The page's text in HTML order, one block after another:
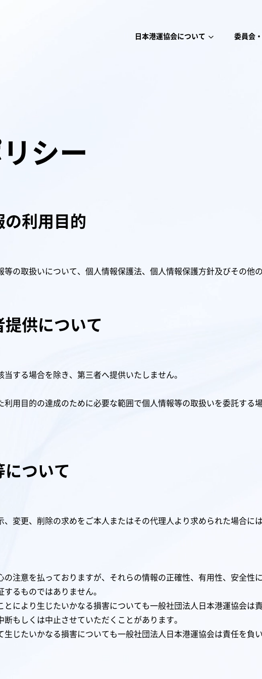
日本港運協会について 委員会
シー
の利用目的
の取扱いについて、個人情報保護法、個人情報保護方針及びその他
提供について
する場合を除き、第三者へ提供いたしません。
利用目的の達成のために必要な範囲で個人情報等の取扱いを委託する
について
変更、削除の求めをご本人またはその代理人より求められた場合に
注意を払っておりますが、それらの情報の正確性、有用性、安全性
るものではありません。
により生じたいかなる損害についても一般社団法人日本港運協会は
もしくは中止させていただくことがあります。
じたいかなる損害についても一般社団法人日本港運協会は責任を負